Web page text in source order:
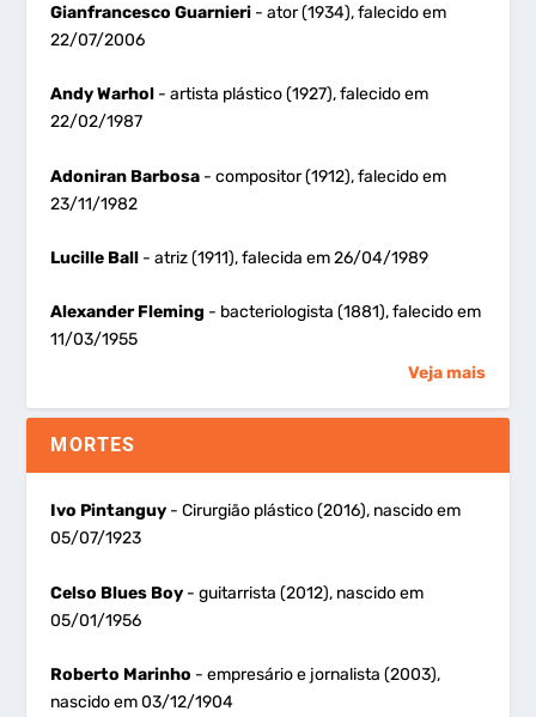
Gianfrancesco Guarnieri - ator (1934), falecido em
22/07/2006
Andy Warhol - artista plástico (1927), falecido em
22/02/1987
Adoniran Barbosa - compositor (1912), falecido em
23/11/1982
Lucille Ball - atriz (1911), falecida em 26/04/1989
Alexander Fleming - bacteriologista (1881), falecido em
11/03/1955
Veja mais
MORTES
Ivo Pintanguy - Cirurgião plástico (2016), nascido em
05/07/1923
Celso Blues Boy - guitarrista (2012), nascido em
05/01/1956
Roberto Marinho - empresário e jornalista (2003),
nascido em 03/12/1904